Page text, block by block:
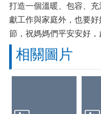
開
資
訊
活
動
花
絮
事
打造一個溫暖、包容、
獻工作與家庭外，也要
節，祝媽媽們平安安好，
相關圖片